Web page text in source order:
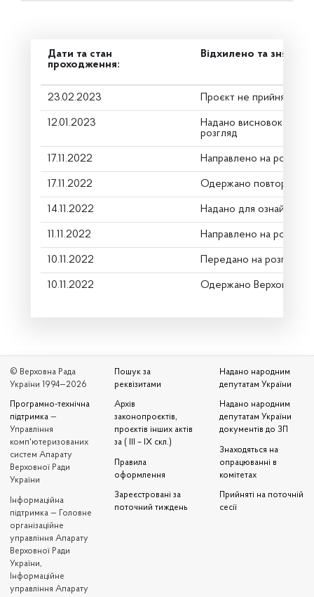
Дати та стан
проходження:
Відхилено та знято з
23.02.2023 Проєкт не прийнято
12.01.2023
Надано висновок
розгляд
17.11.2022 Направлено на розгляд
17.11.2022 Одержано повторну
14.11.2022 Надано для
11.11.2022 Направлено на розгляд
10.11.2022 Передано на розгляд
10.11.2022 Одержано Верховною
© Верховна Рада
України 1994—2026
Програмно-технічна
підтримка —
Управління
комп'ютеризованих
систем Апарату
Верховної Ради
України
Iнформаційна
підтримка — Головне
організаційне
управління Апарату
Верховної Ради
України,
Інформаційне
управління Апарату
Пошук за
реквізитами
Архів
законопроєктів,
проєктів інших актів
за ( III – IX скл.)
Правила
оформлення
Зареєстровані за
поточний тиждень
Надано народним
депутатам України
Надано народним
депутатам України
документів до ЗП
Знаходяться на
опрацюванні в
комітетах
Прийняті на поточній
сесії